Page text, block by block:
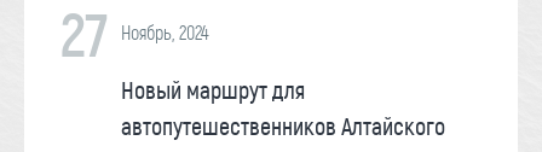
27 Ноябрь, 2024
Новый маршрут для
автопутешественников Алтайского